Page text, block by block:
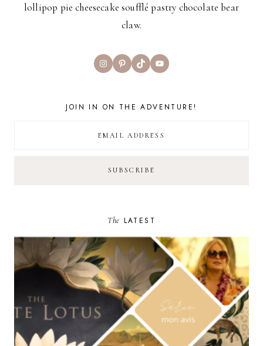
lollipop pie cheesecake soufflé pastry chocolate bear
claw.
InstagramPinterest
TikTokYouTube
JOIN IN ON THE ADVENTURE!
The LATEST